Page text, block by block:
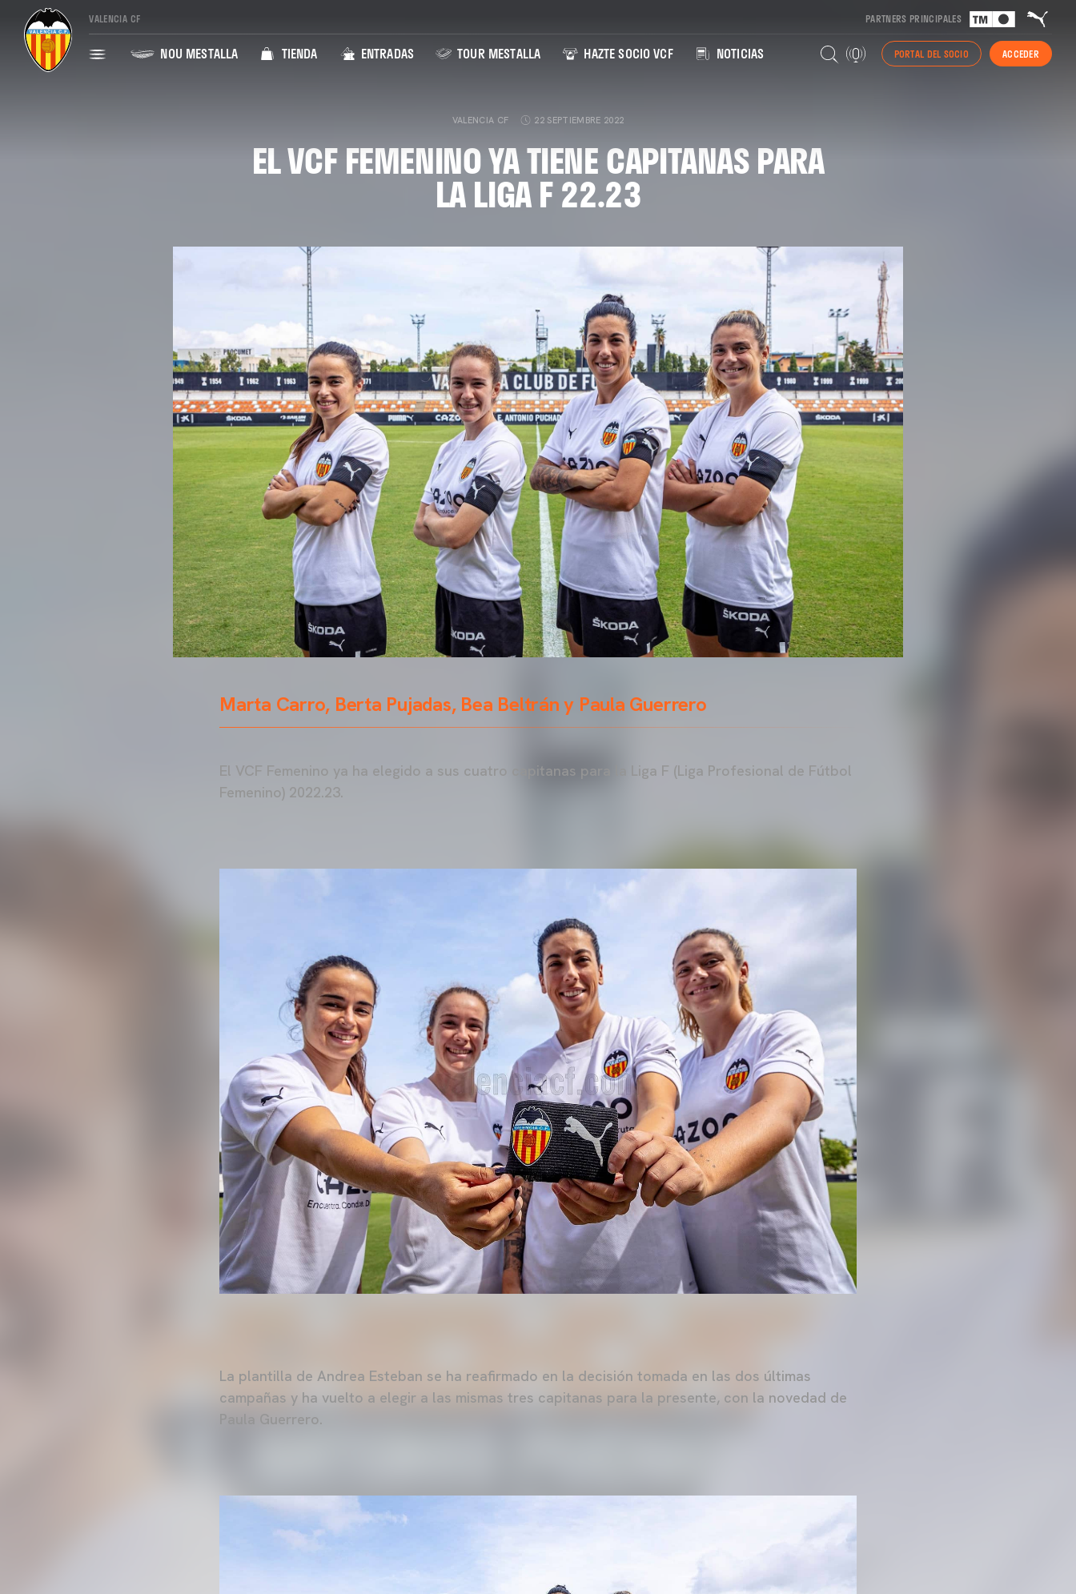
VALENCIA CF PARTNERS PRINCIPALES
NOU MESTALLA TIENDA ENTRADAS TOUR MESTALLA HAZTE SOCIO VCF NOTICIAS PORTAL DEL SOCIO ACCEDER
VALENCIA CF 22 SEPTIEMBRE 2022
EL VCF FEMENINO YA TIENE CAPITANAS PARA
LA LIGA F 22.23
Marta Carro, Berta Pujadas, Bea Beltrán y Paula Guerrero
El VCF Femenino ya ha elegido a sus cuatro capitanas para la Liga F (Liga Profesional de Fútbol
Femenino) 2022.23.
La plantilla de Andrea Esteban se ha reafirmado en la decisión tomada en las dos últimas
campañas y ha vuelto a elegir a las mismas tres capitanas para la presente, con la novedad de
Paula Guerrero.